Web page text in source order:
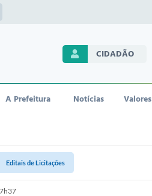
CIDADÃO
A Prefeitura Notícias Valores
Editais de Licitações